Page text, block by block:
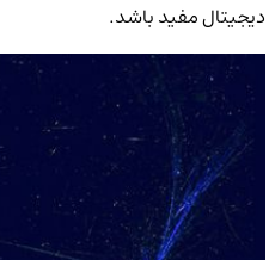
دیجیتال مفید باشد.